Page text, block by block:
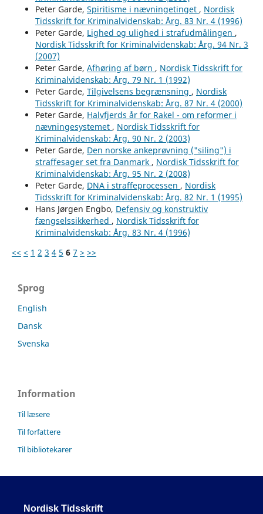
Peter Garde, Spiritisme i nævningetinget , Nordisk
Tidsskrift for Kriminalvidenskab: Årg. 83 Nr. 4 (1996)
Peter Garde, Lighed og ulighed i strafudmålingen ,
Nordisk Tidsskrift for Kriminalvidenskab: Årg. 94 Nr. 3
(2007)
Peter Garde, Afhøring af børn , Nordisk Tidsskrift for
Kriminalvidenskab: Årg. 79 Nr. 1 (1992)
Peter Garde, Tilgivelsens begrænsning , Nordisk
Tidsskrift for Kriminalvidenskab: Årg. 87 Nr. 4 (2000)
Peter Garde, Halvfjerds år for Rakel - om reformer i
nævningesystemet , Nordisk Tidsskrift for
Kriminalvidenskab: Årg. 90 Nr. 2 (2003)
Peter Garde, Den norske ankeprøvning ("siling") i
straffesager set fra Danmark , Nordisk Tidsskrift for
Kriminalvidenskab: Årg. 95 Nr. 2 (2008)
Peter Garde, DNA i straffeprocessen , Nordisk
Tidsskrift for Kriminalvidenskab: Årg. 82 Nr. 1 (1995)
Hans Jørgen Engbo, Defensiv og konstruktiv
fængselssikkerhed , Nordisk Tidsskrift for
Kriminalvidenskab: Årg. 83 Nr. 4 (1996)
<< < 1 2 3 4 5 6 7 > >>
Sprog
English
Dansk
Svenska
Information
Til læsere
Til forfattere
Til bibliotekarer
Nordisk Tidsskrift